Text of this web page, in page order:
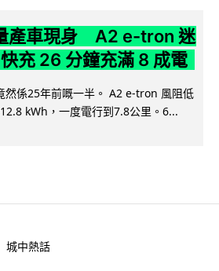
產車現身 A2 e-tron 迷
充 26 分鐘充滿 8 成電
然係25年前嘅一半。 A2 e-tron 風阻低
kWh，一度電行到7.8公里。6...
城中熱話